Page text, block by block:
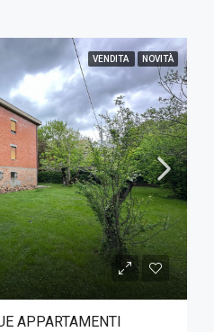
VENDITA NOVITÀ
APPARTAMENTI